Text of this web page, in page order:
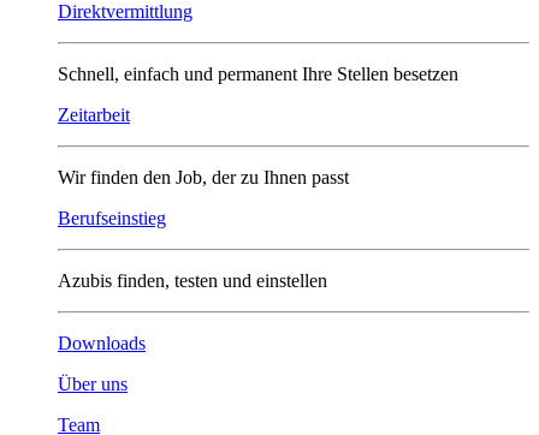
Direktvermittlung
Schnell, einfach und permanent Ihre Stellen besetzen
Zeitarbeit
Wir finden den Job, der zu Ihnen passt
Berufseinstieg
Azubis finden, testen und einstellen
Downloads
Über uns
Team